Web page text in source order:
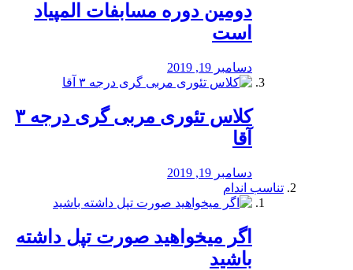
دومین دوره مسابفات المپیاد
است
دسامبر 19, 2019
کلاس تئوری مربی گری درجه ۳
آقا
دسامبر 19, 2019
تناسب اندام
اگر میخواهید صورت تپل داشته
باشید